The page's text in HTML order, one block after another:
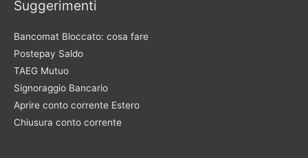
Suggerimenti
Bancomat Bloccato: cosa fare
Postepay Saldo
TAEG Mutuo
Signoraggio Bancario
Aprire conto corrente Estero
Chiusura conto corrente